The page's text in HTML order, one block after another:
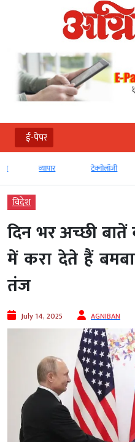
ई-पेपर
टेक्‍नोलॉजी
विदेश
दिन भर अच्छी
में करा देते हैं
तंज
July 14, 2025 AGNIBAN